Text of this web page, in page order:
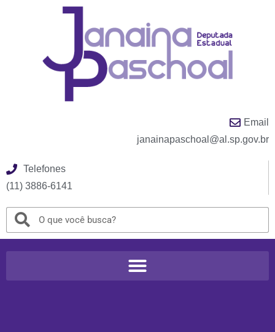
Email
janainapaschoal@al.sp.gov.br
Telefones
(11) 3886-6141